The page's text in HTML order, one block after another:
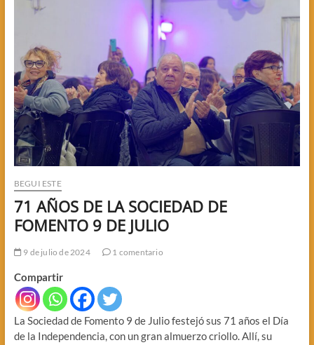
BEGUI ESTE
71 AÑOS DE LA SOCIEDAD DE
FOMENTO 9 DE JULIO
9 de julio de 2024 1 comentario
Compartir
La Sociedad de Fomento 9 de Julio festejó sus 71 años el Día
de la Independencia, con un gran almuerzo criollo. Allí, su